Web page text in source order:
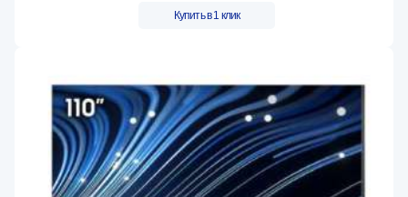
Купить в 1 клик